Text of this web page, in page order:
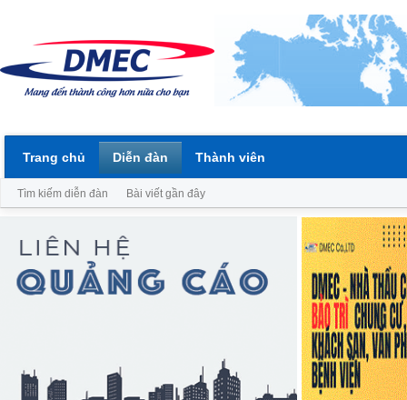
Trang chủ Diễn đàn
Tìm kiếm diễn đàn Bài viết gần đây
Thành viên